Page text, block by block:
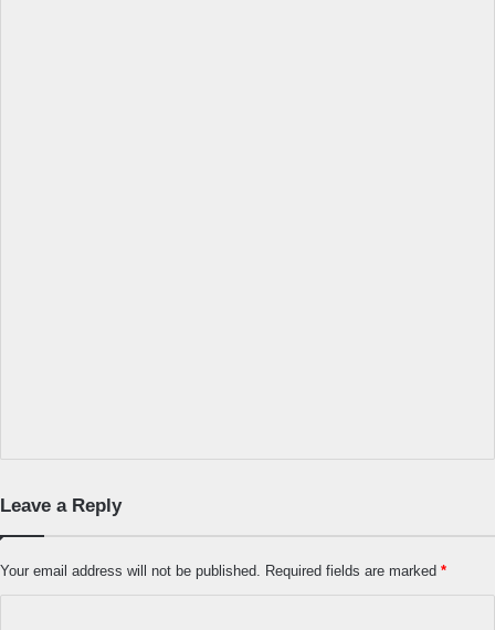
Leave a Reply
Your email address will not be published. Required fields are marked *